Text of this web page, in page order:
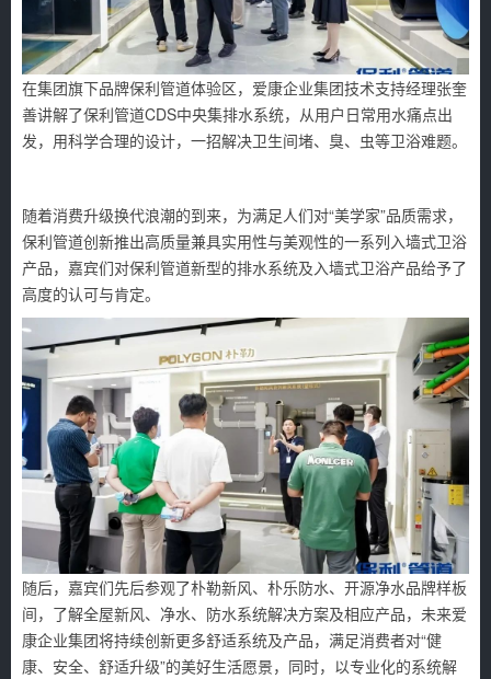
在集团旗下品牌保利管道体验区，爱康企业集团技术支持经理张奎
善讲解了保利管道CDS中央集排水系统，从用户日常用水痛点出
发，用科学合理的设计，一招解决卫生间堵、臭、虫等卫浴难题。
随着消费升级换代浪潮的到来，为满足人们对“美学家”品质需求，
保利管道创新推出高质量兼具实用性与美观性的一系列入墙式卫浴
产品，嘉宾们对保利管道新型的排水系统及入墙式卫浴产品给予了
高度的认可与肯定。
随后，嘉宾们先后参观了朴勒新风、朴乐防水、开源净水品牌样板
间，了解全屋新风、净水、防水系统解决方案及相应产品，未来爱
康企业集团将持续创新更多舒适系统及产品，满足消费者对“健
康、安全、舒适升级”的美好生活愿景，同时，以专业化的系统解